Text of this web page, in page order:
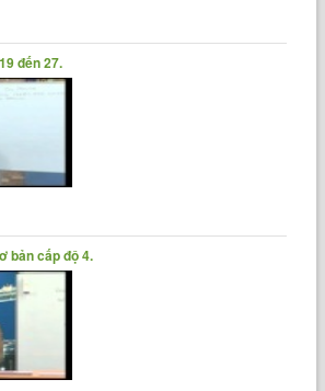
đến 27.
bản cấp độ 4.